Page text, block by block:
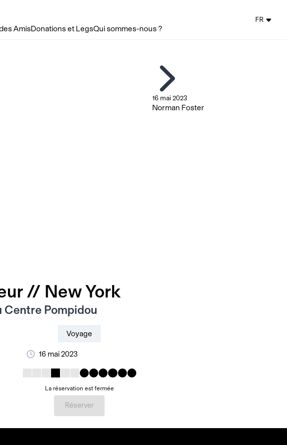
AmisDonations et LegsQui sommes-nous ?
FR
// New York
Centre Pompidou
Voyage
16 mai 2023
La réservation est fermée
Réserver
16 mai 2023
Norman Foster